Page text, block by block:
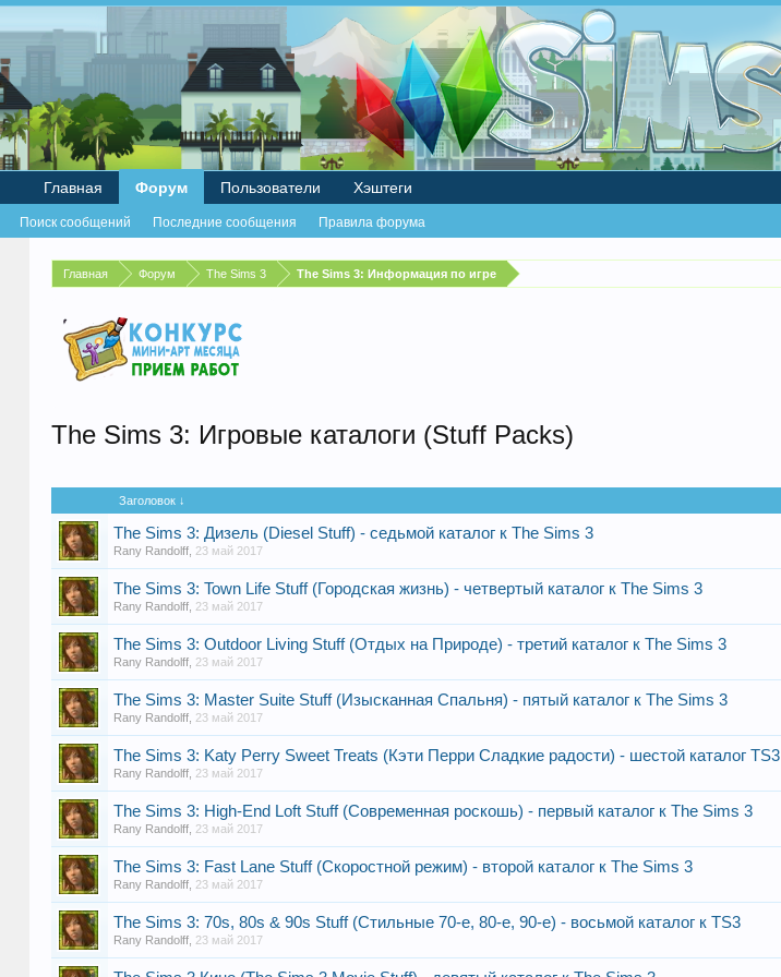
Главная Форум The Sims 3 The Sims 3: Информация по игре
The Sims 3: Игровые каталоги (Stuff Packs)
Заголовок ↓
The Sims 3: Дизель (Diesel Stuff) - седьмой каталог к The Sims 3
Rany Randolff, 23 май 2017
The Sims 3: Town Life Stuff (Городская жизнь) - четвертый каталог к The Sims 3
Rany Randolff, 23 май 2017
The Sims 3: Outdoor Living Stuff (Отдых на Природе) - третий каталог к The Sims 3
Rany Randolff, 23 май 2017
The Sims 3: Master Suite Stuff (Изысканная Cпальня) - пятый каталог к The Sims 3
Rany Randolff, 23 май 2017
The Sims 3: Katy Perry Sweet Treats (Кэти Перри Сладкие радости) - шестой каталог TS3
Rany Randolff, 23 май 2017
The Sims 3: High-End Loft Stuff (Современная роскошь) - первый каталог к The Sims 3
Rany Randolff, 23 май 2017
The Sims 3: Fast Lane Stuff (Скоростной режим) - второй каталог к The Sims 3
Rany Randolff, 23 май 2017
The Sims 3: 70s, 80s & 90s Stuff (Стильные 70-е, 80-е, 90-е) - восьмой каталог к TS3
Rany Randolff, 23 май 2017
Главная Форум
Поиск сообщений Последние сообщения Правила форума
Пользователи Хэштеги